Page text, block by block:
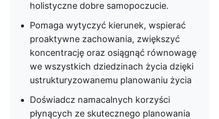
holistyczne dobre samopoczucie.
Pomaga wytyczyć kierunek, wspierać
proaktywne zachowania, zwiększyć
koncentrację oraz osiągnąć równowagę
we wszystkich dziedzinach życia dzięki
ustrukturyzowanemu planowaniu życia
Doświadcz namacalnych korzyści
płynących ze skutecznego planowania